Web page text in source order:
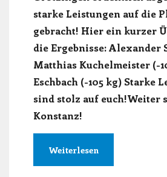
starke Leistungen auf die
gebracht! Hier ein kurzer
die Ergebnisse: Alexander
Matthias Kuchelmeister (-
Eschbach (-105 kg) Starke
sind stolz auf euch!Weiter
Konstanz!
Weiterlesen